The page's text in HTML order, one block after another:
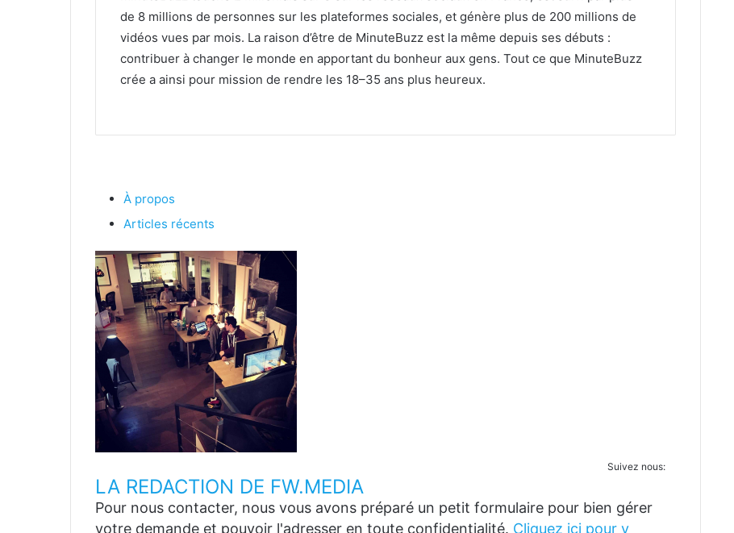
de 8 millions de personnes sur les plateformes sociales, et génère plus de 200 millions de
vidéos vues par mois. La raison d’être de MinuteBuzz est la même depuis ses débuts :
contribuer à changer le monde en apportant du bonheur aux gens. Tout ce que MinuteBuzz
crée a ainsi pour mission de rendre les 18–35 ans plus heureux.
À propos
Articles récents
Suivez nous:
LA REDACTION DE FW.MEDIA
Pour nous contacter, nous vous avons préparé un petit formulaire pour bien gérer
votre demande et pouvoir l'adresser en toute confidentialité. Cliquez ici pour y